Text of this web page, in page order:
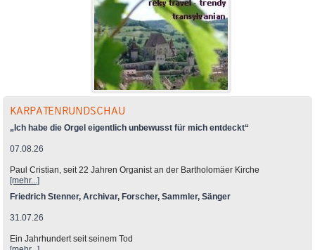
KARPATENRUNDSCHAU
„Ich habe die Orgel eigentlich unbewusst für mich entdeckt“
07.08.26
Paul Cristian, seit 22 Jahren Organist an der Bartholomäer Kirche
[mehr...]
Friedrich Stenner, Archivar, Forscher, Sammler, Sänger
31.07.26
Ein Jahrhundert seit seinem Tod